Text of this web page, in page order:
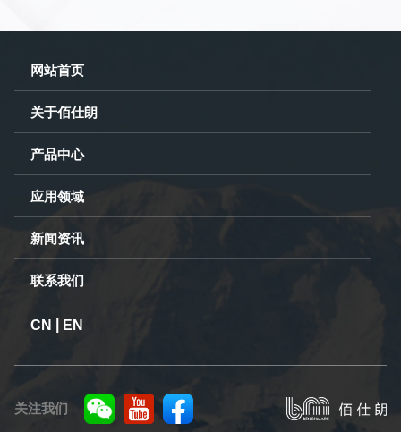
网站首页
关于佰仕朗
产品中心
应用领域
新闻资讯
联系我们
CN EN
关注我们